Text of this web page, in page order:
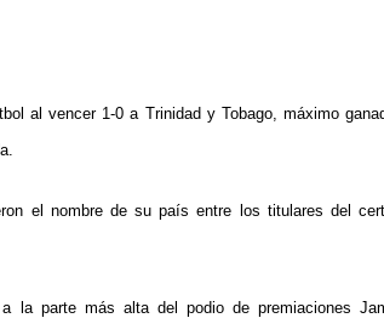
al vencer 1-0 a Trinidad y Tobago, máximo
el nombre de su país entre los titulares del
la parte más alta del podio de premiaciones